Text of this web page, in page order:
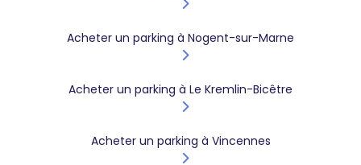
Acheter un parking à Nogent-sur-Marne
Acheter un parking à Le Kremlin-Bicêtre
Acheter un parking à Vincennes